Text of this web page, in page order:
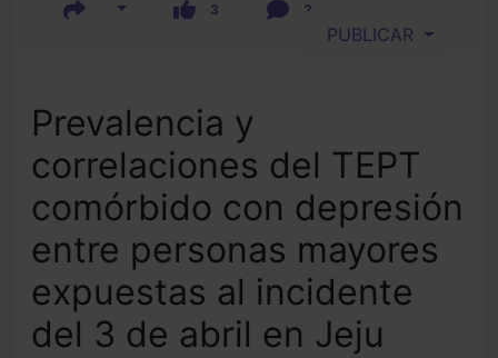
3 2
PUBLICAR
Prevalencia y
correlaciones del TEPT
comórbido con depresión
entre personas mayores
expuestas al incidente
del 3 de abril en Jeju